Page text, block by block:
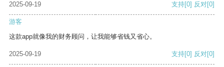
2025-09-19 支持[0] 反对[0]
游客
这款app就像我的财务顾问，让我能够省钱又省心。
2025-09-19 支持[0] 反对[0]